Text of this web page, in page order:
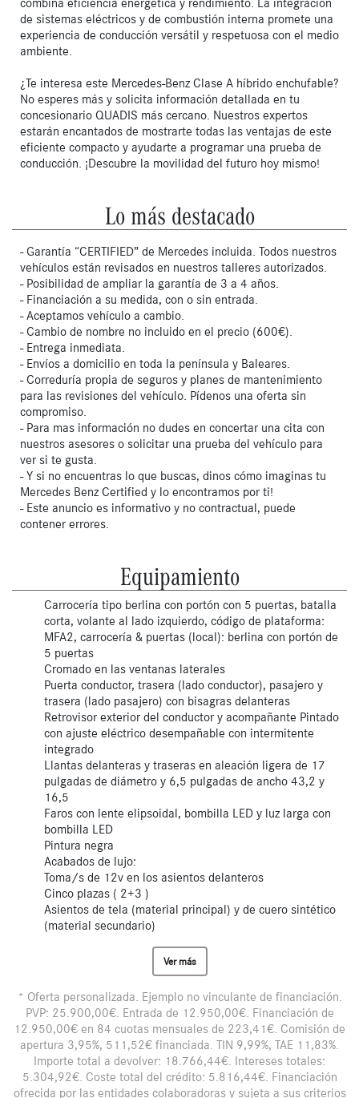
de sistemas eléctricos y de combustión interna promete una
experiencia de conducción versátil y respetuosa con el medio
ambiente.
¿Te interesa este Mercedes-Benz Clase A híbrido enchufable?
No esperes más y solicita información detallada en tu
concesionario QUADIS más cercano. Nuestros expertos
estarán encantados de mostrarte todas las ventajas de este
eficiente compacto y ayudarte a programar una prueba de
conducción. ¡Descubre la movilidad del futuro hoy mismo!
Lo más destacado
- Garantía “CERTIFIED” de Mercedes incluida. Todos nuestros
vehículos están revisados en nuestros talleres autorizados.
- Posibilidad de ampliar la garantía de 3 a 4 años.
- Financiación a su medida, con o sin entrada.
- Aceptamos vehículo a cambio.
- Cambio de nombre no incluido en el precio (600€).
- Entrega inmediata.
- Envíos a domicilio en toda la península y Baleares.
- Correduría propia de seguros y planes de mantenimiento
para las revisiones del vehículo. Pídenos una oferta sin
compromiso.
- Para mas información no dudes en concertar una cita con
nuestros asesores o solicitar una prueba del vehículo para
ver si te gusta.
- Y si no encuentras lo que buscas, dinos cómo imaginas tu
Mercedes Benz Certified y lo encontramos por ti!
- Este anuncio es informativo y no contractual, puede
contener errores.
Equipamiento
Carrocería tipo berlina con portón con 5 puertas, batalla
corta, volante al lado izquierdo, código de plataforma:
MFA2, carrocería & puertas (local): berlina con portón de
5 puertas
Cromado en las ventanas laterales
Puerta conductor, trasera (lado conductor), pasajero y
trasera (lado pasajero) con bisagras delanteras
Retrovisor exterior del conductor y acompañante Pintado
con ajuste eléctrico desempañable con intermitente
integrado
Llantas delanteras y traseras en aleación ligera de 17
pulgadas de diámetro y 6,5 pulgadas de ancho 43,2 y
16,5
Faros con lente elipsoidal, bombilla LED y luz larga con
bombilla LED
Pintura negra
Acabados de lujo:
Toma/s de 12v en los asientos delanteros
Cinco plazas ( 2+3 )
Asientos de tela (material principal) y de cuero sintético
(material secundario)
Ver más
* Oferta personalizada. Ejemplo no vinculante de financiación.
PVP: 25.900,00€. Entrada de 12.950,00€. Financiación de
12.950,00€ en 84 cuotas mensuales de 223,41€. Comisión de
apertura 3,95%, 511,52€ financiada. TIN 9,99%, TAE 11,83%.
Importe total a devolver: 18.766,44€. Intereses totales:
5.304,92€. Coste total del crédito: 5.816,44€. Financiación
ofrecida por las entidades colaboradoras y sujeta a sus criterios